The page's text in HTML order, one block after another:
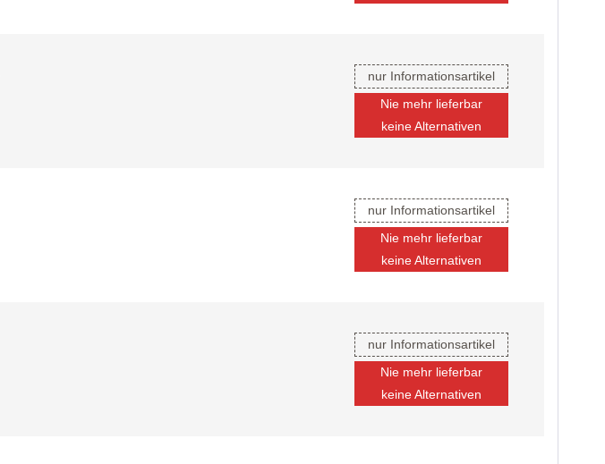
nur Informationsartikel
Nie mehr lieferbar
keine Alternativen
nur Informationsartikel
Nie mehr lieferbar
keine Alternativen
nur Informationsartikel
Nie mehr lieferbar
keine Alternativen